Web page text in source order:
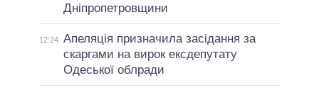
Дніпропетровщини
12:24 Апеляція призначила засідання за
скаргами на вирок ексдепутату
Одеської облради